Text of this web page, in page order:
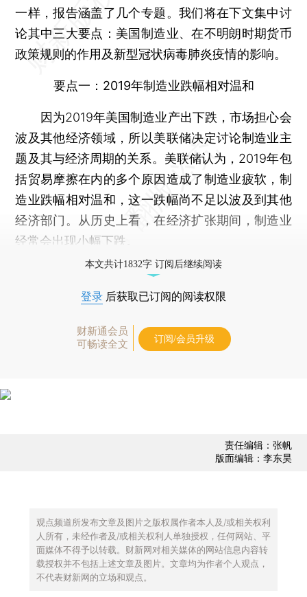
一样，报告涵盖了几个专题。我们将在下文集中讨
论其中三大要点：美国制造业、在不明朗时期货币
政策规则的作用及新型冠状病毒肺炎疫情的影响。
要点一：2019年制造业跌幅相对温和
因为2019年美国制造业产出下跌，市场担心会
波及其他经济领域，所以美联储决定讨论制造业主
题及其与经济周期的关系。美联储认为，2019年包
括贸易摩擦在内的多个原因造成了制造业疲软，制
造业跌幅相对温和，这一跌幅尚不足以波及到其他
经济部门。从历史上看，在经济扩张期间，制造业
经常会出现小幅下跌。
本文共计1832字 订阅后继续阅读
登录 后获取已订阅的阅读权限
财新通会员
可畅读全文
订阅/会员升级
责任编辑：张帆
版面编辑：李东昊
观点频道所发布文章及图片之版权属作者本人及/或相关权利
人所有，未经作者及/或相关权利人单独授权，任何网站、平
面媒体不得予以转载。财新网对相关媒体的网站信息内容转
载授权并不包括上述文章及图片。文章均为作者个人观点，
不代表财新网的立场和观点。